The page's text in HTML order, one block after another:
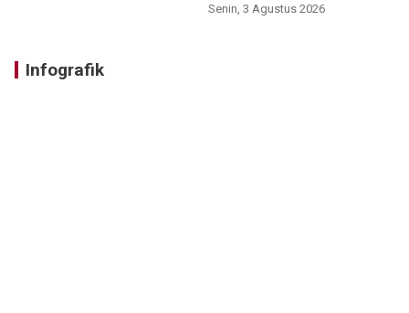
Senin, 3 Agustus 2026
Infografik